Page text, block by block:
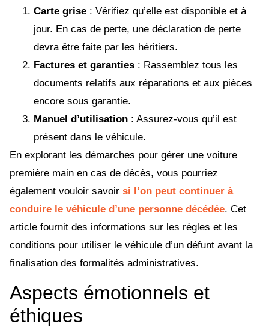
Carte grise : Vérifiez qu’elle est disponible et à
jour. En cas de perte, une déclaration de perte
devra être faite par les héritiers.
Factures et garanties : Rassemblez tous les
documents relatifs aux réparations et aux pièces
encore sous garantie.
Manuel d’utilisation : Assurez-vous qu’il est
présent dans le véhicule.
En explorant les démarches pour gérer une voiture
première main en cas de décès, vous pourriez
également vouloir savoir si l’on peut continuer à
conduire le véhicule d’une personne décédée. Cet
article fournit des informations sur les règles et les
conditions pour utiliser le véhicule d’un défunt avant la
finalisation des formalités administratives.
Aspects émotionnels et
éthiques